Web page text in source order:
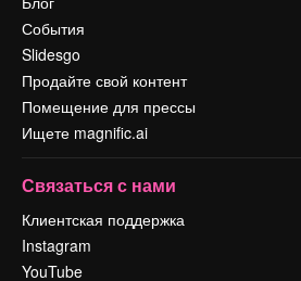
События
Slidesgo
Продайте свой контент
Помещение для прессы
Ищете magnific.ai
Связаться с нами
Клиентская поддержка
Instagram
YouTube